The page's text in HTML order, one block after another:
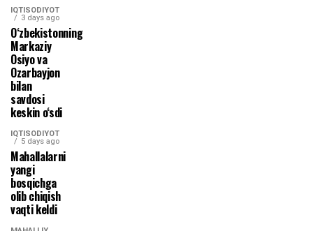
IQTISODIYOT
3 days ago
O‘zbekistonning
Markaziy
Osiyo va
Ozarbayjon
bilan
savdosi
keskin o‘sdi
IQTISODIYOT
5 days ago
Mahallalarni
yangi
bosqichga
olib chiqish
vaqti keldi